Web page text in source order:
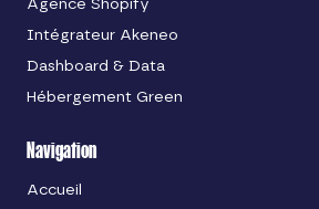
Agence Shopify
Intégrateur Akeneo
Dashboard & Data
Hébergement Green
Navigation
Accueil